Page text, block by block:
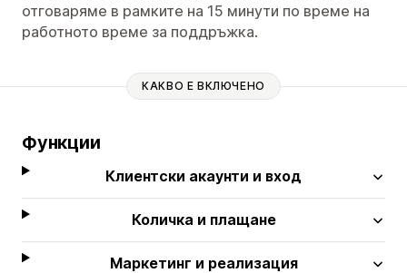
отговаряме в рамките на 15 минути по време на
работното време за поддръжка.
КАКВО Е ВКЛЮЧЕНО
Функции
Клиентски акаунти и вход
Количка и плащане
Маркетинг и реализация